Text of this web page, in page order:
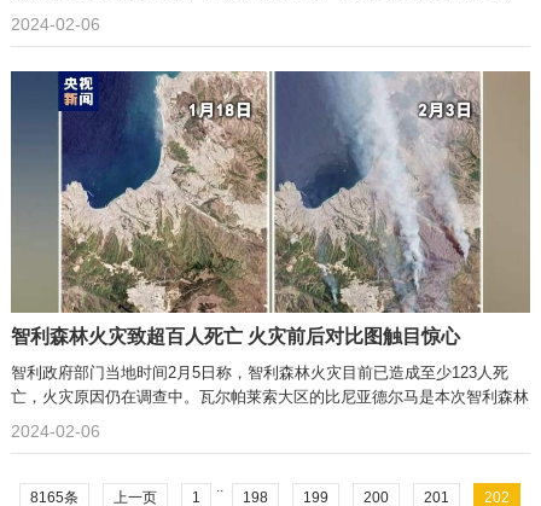
2024-02-06
智利森林火灾致超百人死亡 火灾前后对比图触目惊心
智利政府部门当地时间2月5日称，智利森林火灾目前已造成至少123人死
亡，火灾原因仍在调查中。瓦尔帕莱索大区的比尼亚德尔马是本次智利森林
2024-02-06
8165条 上一页 1
..
198 199 200 201 202